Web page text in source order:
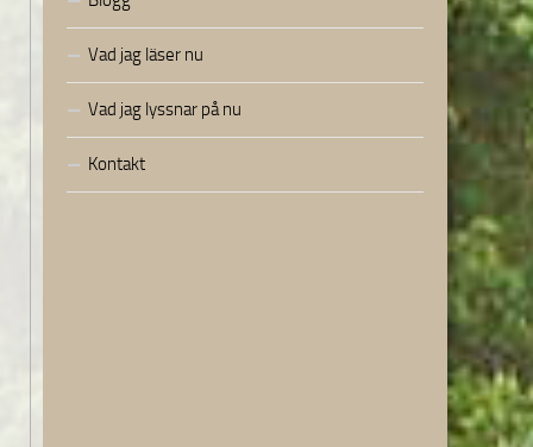
Vad jag läser nu
Vad jag lyssnar på nu
Kontakt